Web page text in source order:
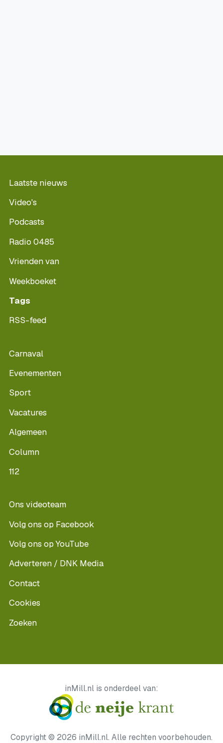
Laatste nieuws
Video's
Podcasts
Radio 0485
Vrienden van
Weekboeket
Tags
RSS-feed
Carnaval
Evenementen
Sport
Vacatures
Algemeen
Column
112
Ons videoteam
Volg ons op Facebook
Volg ons op YouTube
Adverteren / DNK Media
Contact
Cookies
Zoeken
inMill.nl is onderdeel van:
Copyright © 2026 inMill.nl. Alle rechten voorbehouden.